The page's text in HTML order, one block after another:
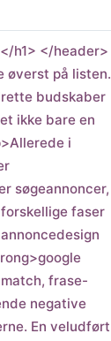
h1> </header>
øverst på listen.
budskaber
ikke bare en
i
søgeannoncer,
faser
frase-
negative
En veludført